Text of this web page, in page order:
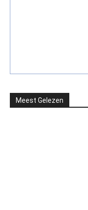
Meest Gelezen